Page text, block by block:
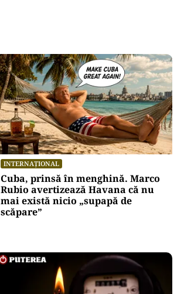
INTERNAȚIONAL
Cuba, prinsă în menghină. Marco
Rubio avertizează Havana că nu
mai există nicio „supapă de
scăpare”